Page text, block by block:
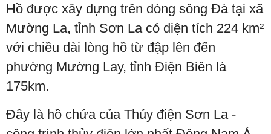
Hồ được xây dựng trên dòng sông Đà tại xã
Mường La, tỉnh Sơn La có diện tích 224 km²
với chiều dài lòng hồ từ đập lên đến
phường Mường Lay, tỉnh Điện Biên là
175km.
Đây là hồ chứa của Thủy điện Sơn La -